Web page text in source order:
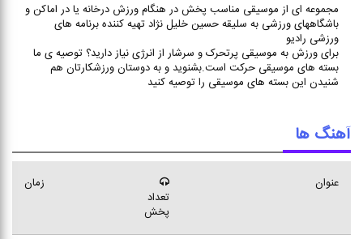
مجموعه ای از موسیقی مناسب پخش در هنگام ورزش درخانه یا در اماکن و
باشگاههای ورزشی به سلیقه حسین خلیل نژاد تهیه کننده برنامه های
ورزشی رادیو
برای ورزش به موسیقی پرتحرک و سرشار از انرژی نیاز دارید؟ توصیه ی ما
بسته های موسیقی حرکت است.بشنوید و به دوستان ورزشکارتان هم
شنیدن این بسته های موسیقی را توصیه کنید
آهنگ ها
عنوان
زمان
تعداد
پخش